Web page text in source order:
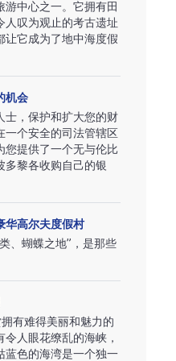
中心之一。它拥有田
人叹为观止的考古遗址
让它成为了地中海度假
机会
士，保护和扩大您的财
一个安全的司法管辖区
您提供了一个无与伦比
多黎各收购自己的银
华高尔夫度假村
、蝴蝶之地”，是那些
有难得美丽和魅力的
人眼花缭乱的海峡，
蓝色的海湾是一个独一